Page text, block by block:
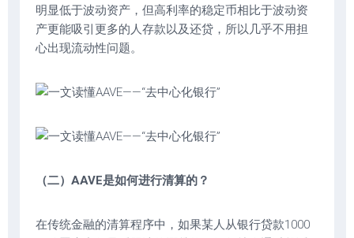
明显低于波动资产，但高利率的稳定币相比于波动资
产更能吸引更多的人存款以及还贷，所以几乎不用担
心出现流动性问题。
（二）AAVE是如何进行清算的？
在传统金融的清算程序中，如果某人从银行贷款1000